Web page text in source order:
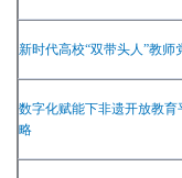
新时代高校“双带头人”教师
数字化赋能下非遗开放教
略